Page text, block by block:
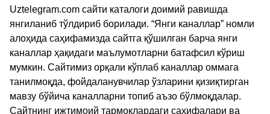
Uztelegram.com сайти каталоги доимий равишда
янгиланиб тўлдириб борилади. “Янги каналлар” номли
алоҳида саҳифамизда сайтга қўшилган барча янги
каналлар ҳақидаги маълумотларни батафсил кўриш
мумкин. Сайтимиз орқали кўплаб каналлар оммага
танилмоқда, фойдаланувчилар ўзларини қизиқтирган
мавзу бўйича каналларни топиб аъзо бўлмоқдалар.
Сайтнинг ижтимоий тармоқлардаги саҳифалари ва